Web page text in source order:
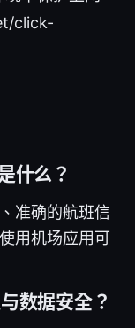
click-
什么？
准确的航班信
用机场应用可
数据安全？